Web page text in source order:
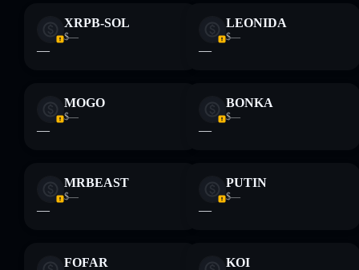
XRPB-SOL
$—
—
LEONIDA
$—
—
MOGO
$—
—
BONKA
$—
—
MRBEAST
$—
—
PUTIN
$—
—
FOFAR KOI